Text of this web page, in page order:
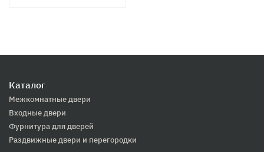
Каталог
Межкомнатные двери
Входные двери
Фурнитура для дверей
Раздвижные двери и перегородки